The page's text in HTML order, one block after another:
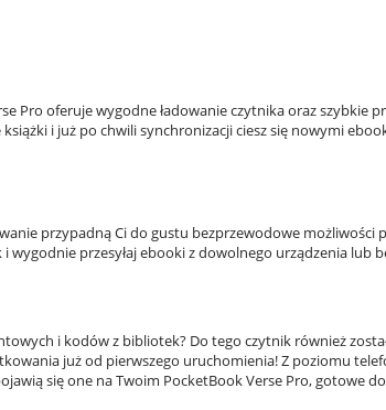
Pro oferuje wygodne ładowanie czytnika oraz szybkie
i już po chwili synchronizacji ciesz się nowymi
przypadną Ci do gustu bezprzewodowe możliwości
przesyłaj ebooki z dowolnego urządzenia lub
i kodów z bibliotek? Do tego czytnik również
już od pierwszego uruchomienia! Z poziomu
się one na Twoim PocketBook Verse Pro, gotowe